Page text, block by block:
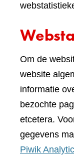
Om de
website
informatie
bezochte
etcetera.
gegevens
Piwik